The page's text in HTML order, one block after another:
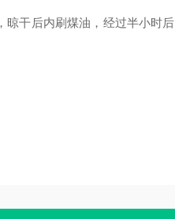
干后内刷煤油，经过半小时后